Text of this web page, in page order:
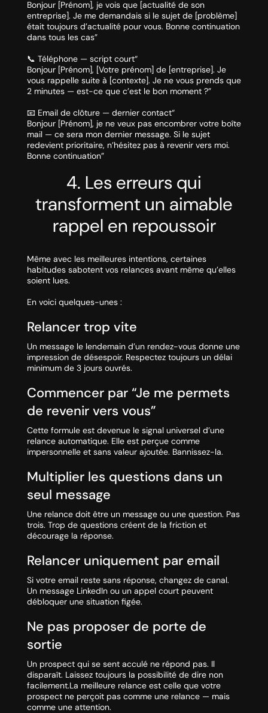
Bonjour [Prénom], je vois que [actualité de son
entreprise]. Je me demandais si le sujet de [problème]
était toujours d’actualité pour vous. Bonne continuation
dans tous les cas”
📞 Téléphone — script court“
Bonjour [Prénom], [Votre prénom] de [entreprise]. Je
vous rappelle suite à [contexte]. Je ne vous prends que
2 minutes — est-ce que c’est le bon moment ?”
📧 Email de clôture — dernier contact“
Bonjour [Prénom], je ne veux pas encombrer votre boîte
mail — ce sera mon dernier message. Si le sujet
redevient prioritaire, n’hésitez pas à revenir vers moi.
Bonne continuation”
4. Les erreurs qui
transforment un aimable
rappel en repoussoir
Même avec les meilleures intentions, certaines
habitudes sabotent vos relances avant même qu’elles
soient lues.
En voici quelques-unes :
Relancer trop vite
Un message le lendemain d’un rendez-vous donne une
impression de désespoir. Respectez toujours un délai
minimum de 3 jours ouvrés.
Commencer par “Je me permets
de revenir vers vous”
Cette formule est devenue le signal universel d’une
relance automatique. Elle est perçue comme
impersonnelle et sans valeur ajoutée. Bannissez-la.
Multiplier les questions dans un
seul message
Une relance doit être un message ou une question. Pas
trois. Trop de questions créent de la friction et
décourage la réponse.
Relancer uniquement par email
Si votre email reste sans réponse, changez de canal.
Un message LinkedIn ou un appel court peuvent
débloquer une situation figée.
Ne pas proposer de porte de
sortie
Un prospect qui se sent acculé ne répond pas. Il
disparaît. Laissez toujours la possibilité de dire non
facilement.La meilleure relance est celle que votre
prospect ne perçoit pas comme une relance — mais
comme une attention.